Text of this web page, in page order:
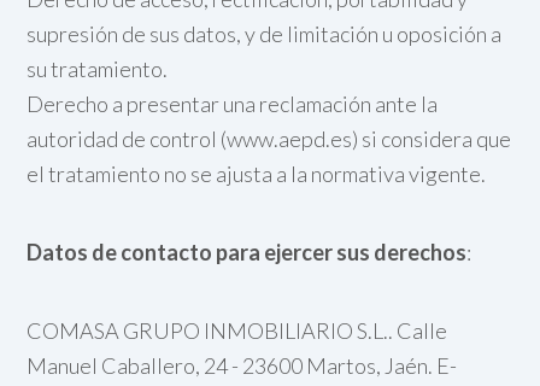
supresión de sus datos, y de limitación u oposición a
su tratamiento.
Derecho a presentar una reclamación ante la
autoridad de control (www.aepd.es) si considera que
el tratamiento no se ajusta a la normativa vigente.
Datos de contacto para ejercer sus derechos:
COMASA GRUPO INMOBILIARIO S.L.. Calle
Manuel Caballero, 24 - 23600 Martos, Jaén. E-